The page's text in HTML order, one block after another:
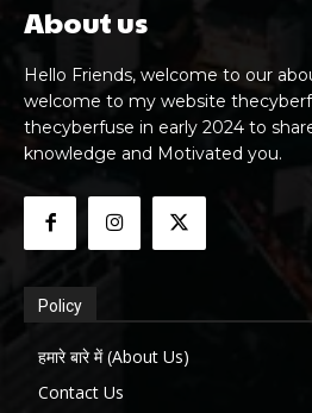
About us
Hello Friends, welcome to our
welcome to my website
thecyberfuse in early 2024 to
knowledge and Motivated you.
Policy
हमारे बारे में (About Us)
Contact Us